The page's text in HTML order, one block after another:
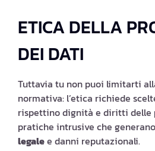
ETICA DELLA
DEI DATI
Tuttavia tu non puoi limitarti
normativa: l’etica richiede
rispettino dignità e diritti delle
pratiche intrusive che generano
legalee danni reputazionali.